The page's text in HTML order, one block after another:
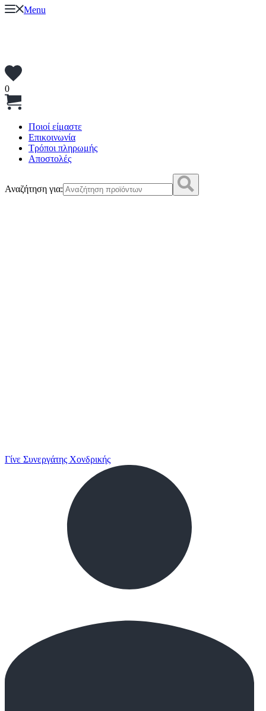
Menu
0
Ποιοί είμαστε
Επικοινωνία
Τρόποι πληρωμής
Αποστολές
Αναζήτηση για:
Γίνε Συνεργάτης Χονδρικής